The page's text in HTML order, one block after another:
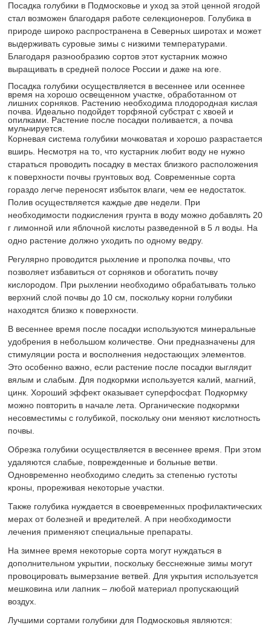
Посадка голубики в Подмосковье и уход за этой ценной ягодой
стал возможен благодаря работе селекционеров. Голубика в
природе широко распространена в Северных широтах и может
выдерживать суровые зимы с низкими температурами.
Благодаря разнообразию сортов этот кустарник можно
выращивать в средней полосе России и даже на юге.
Посадка голубики осуществляется в весеннее или осеннее
время на хорошо освещенном участке, обработанном от
лишних сорняков. Растению необходима плодородная кислая
почва. Идеально подойдет торфяной субстрат с хвоей и
опилками. Растение после посадки поливается, а почва
мульчируется.
Корневая система голубики мочковатая и хорошо разрастается
вширь. Несмотря на то, что кустарник любит воду не нужно
стараться проводить посадку в местах близкого расположения
к поверхности почвы грунтовых вод. Современные сорта
гораздо легче переносят избыток влаги, чем ее недостаток.
Полив осуществляется каждые две недели. При
необходимости подкисления грунта в воду можно добавлять 20
г лимонной или яблочной кислоты разведенной в 5 л воды. На
одно растение должно уходить по одному ведру.
Регулярно проводится рыхление и прополка почвы, что
позволяет избавиться от сорняков и обогатить почву
кислородом. При рыхлении необходимо обрабатывать только
верхний слой почвы до 10 см, поскольку корни голубики
находятся близко к поверхности.
В весеннее время после посадки используются минеральные
удобрения в небольшом количестве. Они предназначены для
стимуляции роста и восполнения недостающих элементов.
Это особенно важно, если растение после посадки выглядит
вялым и слабым. Для подкормки используется калий, магний,
цинк. Хороший эффект оказывает суперфосфат. Подкормку
можно повторить в начале лета. Органические подкормки
несовместимы с голубикой, поскольку они меняют кислотность
почвы.
Обрезка голубики осуществляется в весеннее время. При этом
удаляются слабые, поврежденные и больные ветви.
Одновременно необходимо следить за степенью густоты
кроны, прореживая некоторые участки.
Также голубика нуждается в своевременных профилактических
мерах от болезней и вредителей. А при необходимости
лечения применяют специальные препараты.
На зимнее время некоторые сорта могут нуждаться в
дополнительном укрытии, поскольку бесснежные зимы могут
провоцировать вымерзание ветвей. Для укрытия используется
мешковина или лапник – любой материал пропускающий
воздух.
Лучшими сортами голубики для Подмосковья являются: